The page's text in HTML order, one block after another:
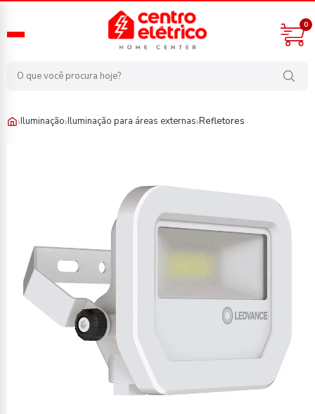
0
›Iluminação›Iluminação para áreas externas›Refletores